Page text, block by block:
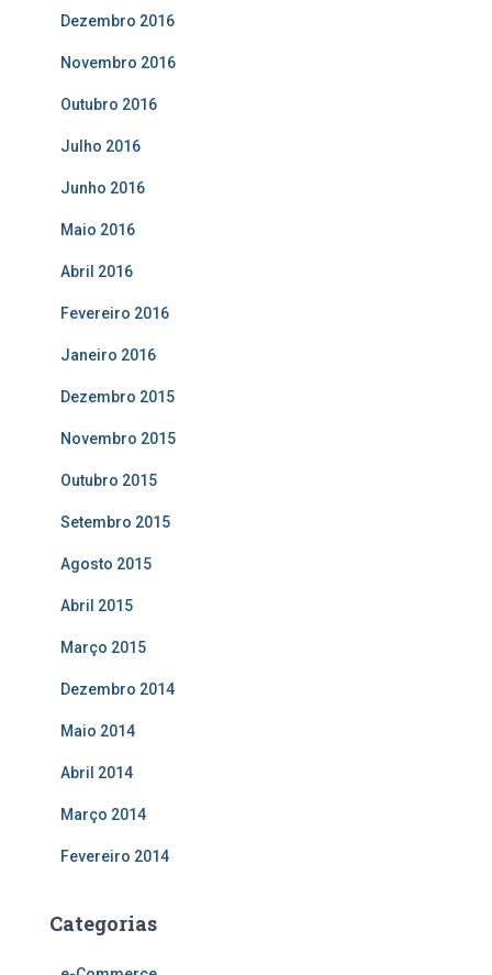
Dezembro 2016
Novembro 2016
Outubro 2016
Julho 2016
Junho 2016
Maio 2016
Abril 2016
Fevereiro 2016
Janeiro 2016
Dezembro 2015
Novembro 2015
Outubro 2015
Setembro 2015
Agosto 2015
Abril 2015
Março 2015
Dezembro 2014
Maio 2014
Abril 2014
Março 2014
Fevereiro 2014
Categorias